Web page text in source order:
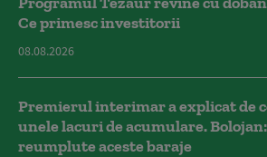
Ce primesc investitorii
08.08.2026
Premierul interimar a explicat de
unele lacuri de acumulare.
reumplute aceste baraje